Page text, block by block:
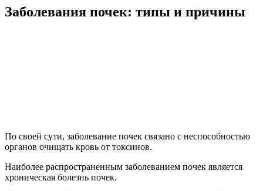
Заболевания почек: типы и причины
По своей сути, заболевание почек связано с неспособностью
органов очищать кровь от токсинов.
Наиболее распространенным заболеванием почек является
хроническая болезнь почек.